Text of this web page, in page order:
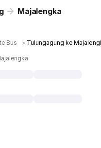
Majalengka
Bus ＞ Tulungagung ke